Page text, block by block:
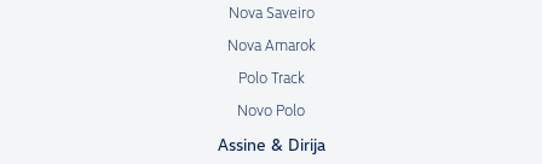
Nova Saveiro
Nova Amarok
Polo Track
Novo Polo
Assine & Dirija